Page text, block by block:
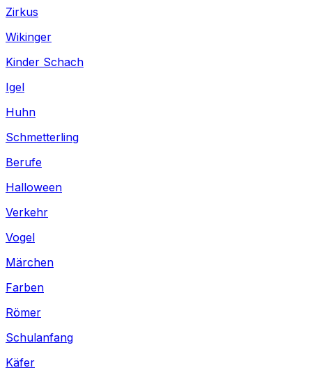
Zirkus
Wikinger
Kinder Schach
Igel
Huhn
Schmetterling
Berufe
Halloween
Verkehr
Vogel
Märchen
Farben
Römer
Schulanfang
Käfer